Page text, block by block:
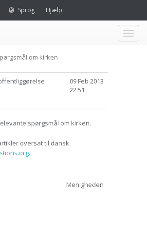
Sprog Hjælp
Toggle
om kirken
09 Feb 2013
22:51
spørgsmål om kirken.
oversat til dansk
.
Menigheden